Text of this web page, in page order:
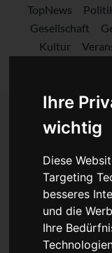
Ihre
wichtig
Diese
Targeting
besseres
und die
Ihre
TopNews
Gesellschaft
Kultur
Check:
über